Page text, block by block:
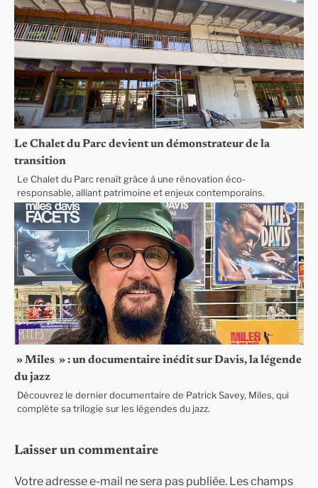
Le Chalet du Parc devient un démonstrateur de la
transition
Le Chalet du Parc renaît grâce à une rénovation éco-
responsable, alliant patrimoine et enjeux contemporains.
» Miles » : un documentaire inédit sur Davis, la légende
du jazz
Découvrez le dernier documentaire de Patrick Savey, Miles, qui
complète sa trilogie sur les légendes du jazz.
Laisser un commentaire
Votre adresse e-mail ne sera pas publiée. Les champs